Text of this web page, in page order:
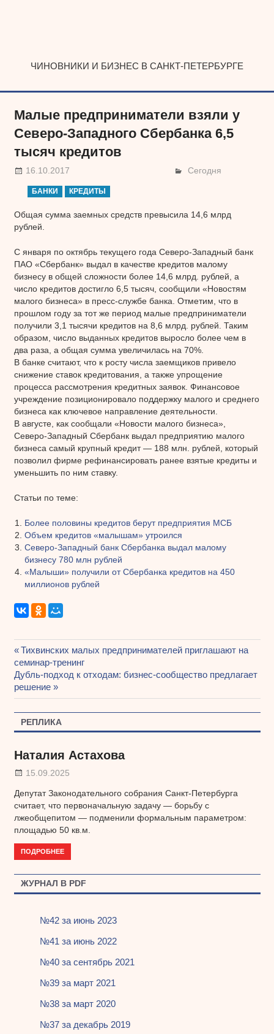
ЧИНОВНИКИ И БИЗНЕС В САНКТ-ПЕТЕРБУРГЕ
Малые предприниматели взяли у
Северо-Западного Сбербанка 6,5
тысяч кредитов
16.10.2017 Сегодня
БАНКИ КРЕДИТЫ
Общая сумма заемных средств превысила 14,6 млрд
рублей.
С января по октябрь текущего года Северо-Западный банк
ПАО «Сбербанк» выдал в качестве кредитов малому
бизнесу в общей сложности более 14,6 млрд. рублей, а
число кредитов достигло 6,5 тысяч, сообщили «Новостям
малого бизнеса» в пресс-службе банка. Отметим, что в
прошлом году за тот же период малые предприниматели
получили 3,1 тысячи кредитов на 8,6 млрд. рублей. Таким
образом, число выданных кредитов выросло более чем в
два раза, а общая сумма увеличилась на 70%.
В банке считают, что к росту числа заемщиков привело
снижение ставок кредитования, а также упрощение
процесса рассмотрения кредитных заявок. Финансовое
учреждение позиционировало поддержку малого и среднего
бизнеса как ключевое направление деятельности.
В августе, как сообщали «Новости малого бизнеса»,
Северо-Западный Сбербанк выдал предприятию малого
бизнеса самый крупный кредит — 188 млн. рублей, который
позволил фирме рефинансировать ранее взятые кредиты и
уменьшить по ним ставку.
Статьи по теме:
Более половины кредитов берут предприятия МСБ
Объем кредитов «малышам» утроился
Северо-Западный банк Сбербанка выдал малому
бизнесу 780 млн рублей
«Малыши» получили от Сбербанка кредитов на 450
миллионов рублей
Навигация
по
записям
Предыдущая
запись:
Тихвинских малых предпринимателей приглашают на
семинар-тренинг
Следующая
запись:
Дубль-подход к отходам: бизнес-сообщество предлагает
решение
РЕПЛИКА
Наталия Астахова
15.09.2025
Депутат Законодательного собрания Санкт-Петербурга
считает, что первоначальную задачу — борьбу с
лжеобщепитом — подменили формальным параметром:
площадью 50 кв.м.
ПОДРОБНЕЕ
ЖУРНАЛ В PDF
№42 за июнь 2023
№41 за июнь 2022
№40 за сентябрь 2021
№39 за март 2021
№38 за март 2020
№37 за декабрь 2019